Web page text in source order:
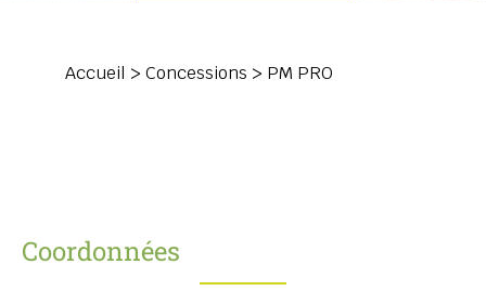
Accueil > Concessions > PM PRO
Coordonnées